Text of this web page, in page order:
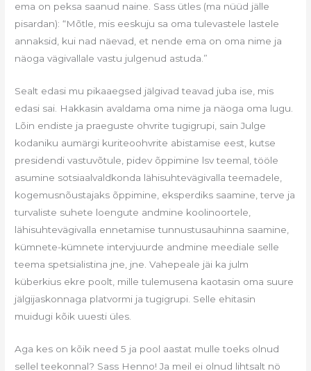
ema on peksa saanud naine. Sass ütles (ma nüüd jälle
pisardan): “Mõtle, mis eeskuju sa oma tulevastele lastele
annaksid, kui nad näevad, et nende ema on oma nime ja
näoga vägivallale vastu julgenud astuda.”
Sealt edasi mu pikaaegsed jälgivad teavad juba ise, mis
edasi sai. Hakkasin avaldama oma nime ja näoga oma lugu.
Lõin endiste ja praeguste ohvrite tugigrupi, sain Julge
kodaniku aumärgi kuriteoohvrite abistamise eest, kutse
presidendi vastuvõtule, pidev õppimine lsv teemal, tööle
asumine sotsiaalvaldkonda lähisuhtevägivalla teemadele,
kogemusnõustajaks õppimine, eksperdiks saamine, terve ja
turvaliste suhete loengute andmine koolinoortele,
lähisuhtevägivalla ennetamise tunnustusauhinna saamine,
kümnete-kümnete intervjuurde andmine meediale selle
teema spetsialistina jne, jne. Vahepeale jäi ka julm
küberkius ekre poolt, mille tulemusena kaotasin oma suure
jälgijaskonnaga platvormi ja tugigrupi. Selle ehitasin
muidugi kõik uuesti üles.
Aga kes on kõik need 5 ja pool aastat mulle toeks olnud
sellel teekonnal? Sass Henno! Ja meil ei olnud lihtsalt nö